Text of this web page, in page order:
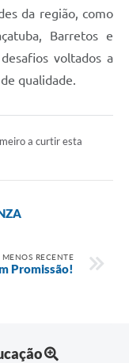
da região, como
Barretos e
voltados a
qualidade.
a curtir esta
RECENTE
Promissão!